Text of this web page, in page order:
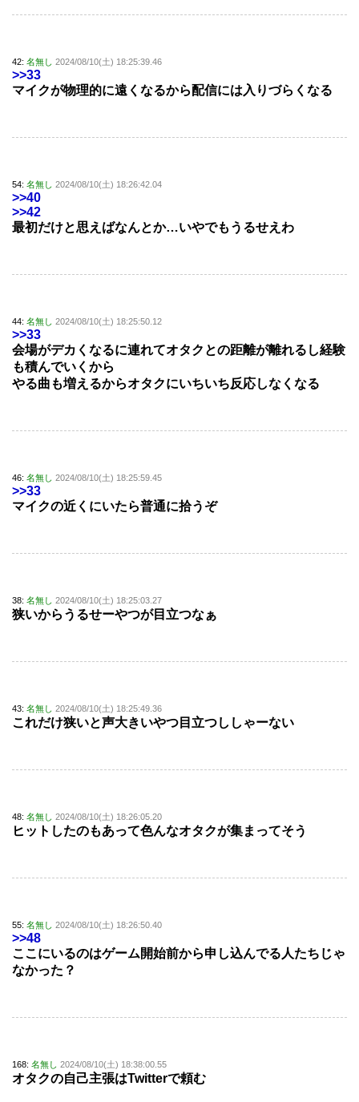
42: 名無し 2024/08/10(土) 18:25:39.46
>>33
マイクが物理的に遠くなるから配信には入りづらくなる
54: 名無し 2024/08/10(土) 18:26:42.04
>>40
>>42
最初だけと思えばなんとか…いやでもうるせえわ
44: 名無し 2024/08/10(土) 18:25:50.12
>>33
会場がデカくなるに連れてオタクとの距離が離れるし経験
も積んでいくから
やる曲も増えるからオタクにいちいち反応しなくなる
46: 名無し 2024/08/10(土) 18:25:59.45
>>33
マイクの近くにいたら普通に拾うぞ
38: 名無し 2024/08/10(土) 18:25:03.27
狭いからうるせーやつが目立つなぁ
43: 名無し 2024/08/10(土) 18:25:49.36
これだけ狭いと声大きいやつ目立つししゃーない
48: 名無し 2024/08/10(土) 18:26:05.20
ヒットしたのもあって色んなオタクが集まってそう
55: 名無し 2024/08/10(土) 18:26:50.40
>>48
ここにいるのはゲーム開始前から申し込んでる人たちじゃ
なかった？
168: 名無し 2024/08/10(土) 18:38:00.55
オタクの自己主張はTwitterで頼む